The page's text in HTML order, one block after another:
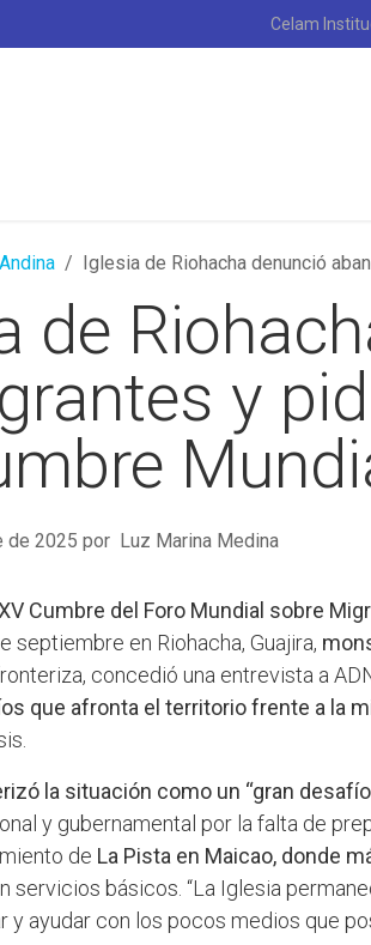
Celam
Andina Iglesia de Riohacha denunció
de
y
de 2025 por Luz Marina Medina
Cumbre del Foro Mundial sobre
septiembre en Riohacha, Guajira,
concedió una entrevista a
que afronta el territorio frente a la
la situación como un “gran
y gubernamental por la falta de
de La Pista en Maicao, donde
servicios básicos. “La Iglesia
y ayudar con los pocos medios que